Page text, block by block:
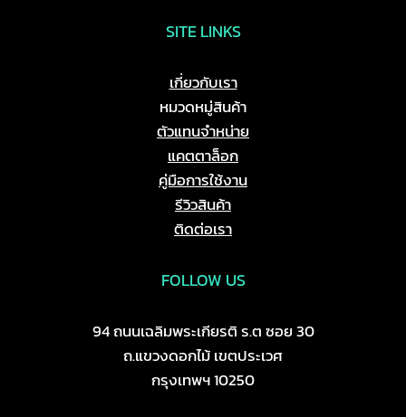
SITE LINKS
เกี่ยวกับเรา
หมวดหมู่สินค้า
ตัวแทนจำหน่าย
แคตตาล็อก
คู่มือการใช้งาน
รีวิวสินค้า
ติดต่อเรา
FOLLOW US
94 ถนนเฉลิมพระเกียรติ ร.ต ซอย 30
ถ.แขวงดอกไม้ เขตประเวศ
กรุงเทพฯ 10250